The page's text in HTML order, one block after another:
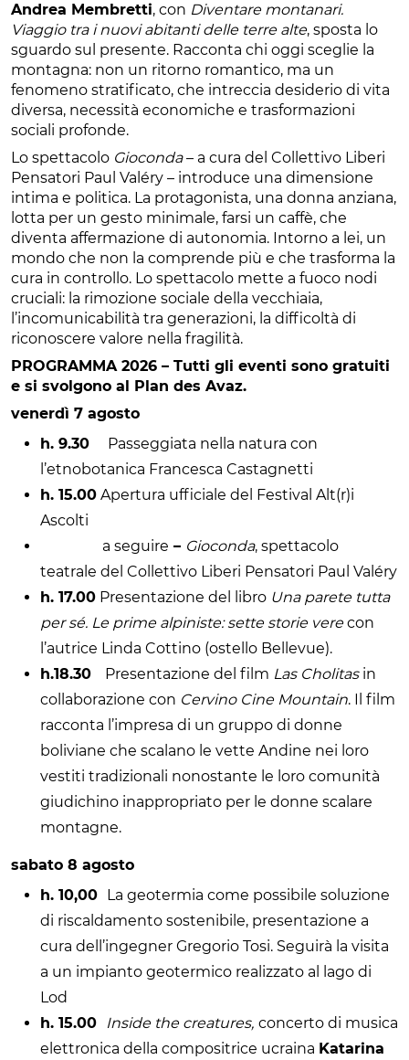
Andrea Membretti, con Diventare montanari.
Viaggio tra i nuovi abitanti delle terre alte, sposta lo
sguardo sul presente. Racconta chi oggi sceglie la
montagna: non un ritorno romantico, ma un
fenomeno stratificato, che intreccia desiderio di vita
diversa, necessità economiche e trasformazioni
sociali profonde.
Lo spettacolo Gioconda– a cura del Collettivo Liberi
Pensatori Paul Valéry – introduce una dimensione
intima e politica. La protagonista, una donna anziana,
lotta per un gesto minimale, farsi un caffè, che
diventa affermazione di autonomia. Intorno a lei, un
mondo che non la comprende più e che trasforma la
cura in controllo. Lo spettacolo mette a fuoco nodi
cruciali: la rimozione sociale della vecchiaia,
l’incomunicabilità tra generazioni, la difficoltà di
riconoscere valore nella fragilità.
PROGRAMMA 2026 – Tutti gli eventi sono gratuiti
e si svolgono al Plan des Avaz.
venerdì 7 agosto
h. 9.30 Passeggiata nella natura con
l’etnobotanica Francesca Castagnetti
h. 15.00 Apertura ufficiale del Festival Alt(r)i
Ascolti
a seguire – Gioconda, spettacolo
teatrale del Collettivo Liberi Pensatori Paul Valéry
h. 17.00 Presentazione del libro Una parete tutta
per sé. Le prime alpiniste: sette storie verecon
l’autrice Linda Cottino (ostello Bellevue).
h.18.30
Presentazione del film Las Cholitas in
collaborazione con Cervino Cine Mountain. Il film
racconta l’impresa di un gruppo di donne
boliviane che scalano le vette Andine nei loro
vestiti tradizionali nonostante le loro comunità
giudichino inappropriato per le donne scalare
montagne.
sabato 8 agosto
h. 10,00 La geotermia come possibile soluzione
di riscaldamento sostenibile, presentazione a
cura dell’ingegner Gregorio Tosi. Seguirà la visita
a un impianto geotermico realizzato al lago di
Lod
h. 15.00
Inside the creatures, concerto di musica
elettronica della compositrice ucraina Katarina